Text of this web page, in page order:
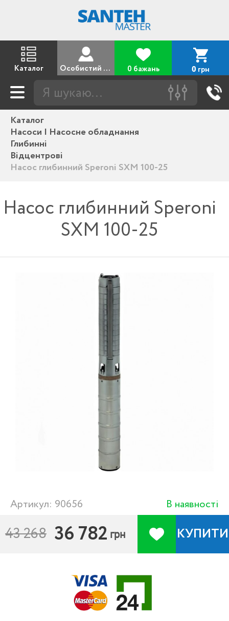
Каталог Особистий кабінет 0 бажань 0 грн
Каталог
Насоси | Насосне обладнання
Глибинні
Відцентрові
Насос глибинний Speroni SXM 100-25
Насос глибинний Speroni
SXM 100-25
Артикул: 90656 В наявності
43 268 36 782 грн КУПИТИ